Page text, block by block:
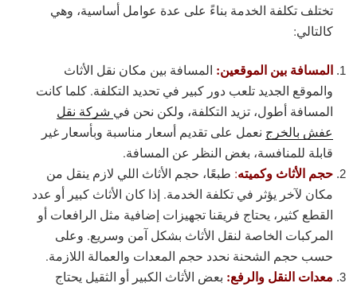
تختلف تكلفة الخدمة بناءً على عدة عوامل أساسية، وهي
كالتالي:
المسافة بين الموقعين: المسافة بين مكان نقل الأثاث
والموقع الجديد تلعب دور كبير في تحديد التكلفة. كلما كانت
المسافة أطول، تزيد التكلفة، ولكن نحن في شركة نقل
عفش بالخرج نعمل على تقديم أسعار مناسبة وبأسعار غير
قابلة للمنافسة، بغض النظر عن المسافة.
حجم الأثاث وكميته: طبعًا، حجم الأثاث اللي لازم ينقل من
مكان لآخر يؤثر في تكلفة الخدمة. إذا كان الأثاث كبير أو عدد
القطع كثير، يحتاج فريقنا تجهيزات إضافية مثل الرافعات أو
المركبات الخاصة لنقل الأثاث بشكل آمن وسريع. وعلى
حسب حجم الشحنة نحدد حجم المعدات والعمالة اللازمة.
معدات النقل والرفع: بعض الأثاث الكبير أو الثقيل يحتاج